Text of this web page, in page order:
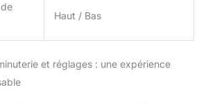
Haut / Bas
et réglages : une expérience